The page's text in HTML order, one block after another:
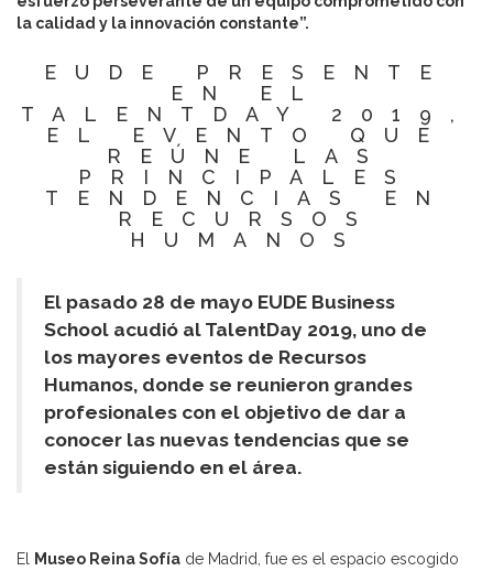
la calidad y la innovación constante”.
EUDE PRESENTE
EN EL
TALENTDAY 2019,
EL EVENTO QUE
REÚNE LAS
PRINCIPALES
TENDENCIAS EN
RECURSOS
HUMANOS
El pasado 28 de mayo EUDE Business
School acudió al TalentDay 2019, uno de
los mayores eventos de Recursos
Humanos, donde se reunieron grandes
profesionales con el objetivo de dar a
conocer las nuevas tendencias que se
están siguiendo en el área.
El Museo Reina Sofía de Madrid, fue es el espacio escogido